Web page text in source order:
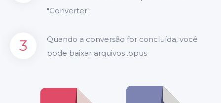
"Converter".
3
Quando a conversão for concluída, você
pode baixar arquivos .opus